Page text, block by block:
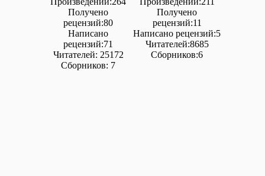
Получено
рецензий:80
Написано
рецензий:71
Читателей: 25172
Сборников: 7
Получено
рецензий:11
Написано рецензий:5
Читателей:8685
Сборников:6